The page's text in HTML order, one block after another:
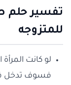
تفسير حلم
للمتزوجه
لو كانت
فسوف تدخل